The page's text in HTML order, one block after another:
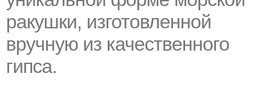
ракушки, изготовленной
вручную из качественного
гипса.